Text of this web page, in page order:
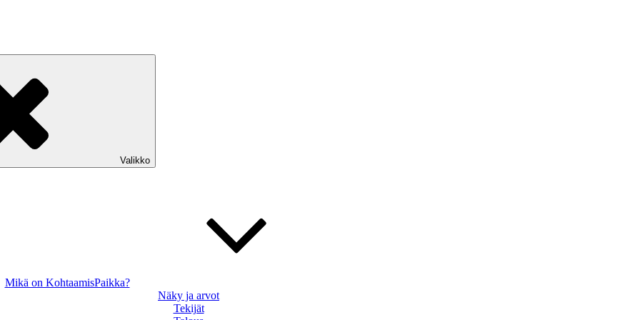
Valikko
Mikä on KohtaamisPaikka?
Näky ja arvot
Tekijät